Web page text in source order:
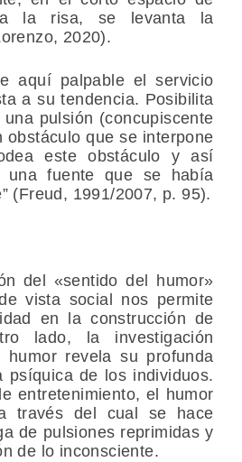
la risa, se levanta la
2020).
aquí palpable el servicio
a su tendencia. Posibilita
pulsión (concupiscente
obstáculo que se interpone
este obstáculo y así
una fuente que se había
(Freud, 1991/2007, p. 95).
del «sentido del humor»
vista social nos permite
en la construcción de
lado, la investigación
humor revela su profunda
psíquica de los individuos.
entretenimiento, el humor
través del cual se hace
de pulsiones reprimidas y
de lo inconsciente.